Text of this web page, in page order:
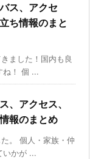
ス、アクセ
ち情報のまと
ました！国内も良
ね！ 個 ...
、アクセス、
報のまとめ
。 個人・家族・仲
いかが ...